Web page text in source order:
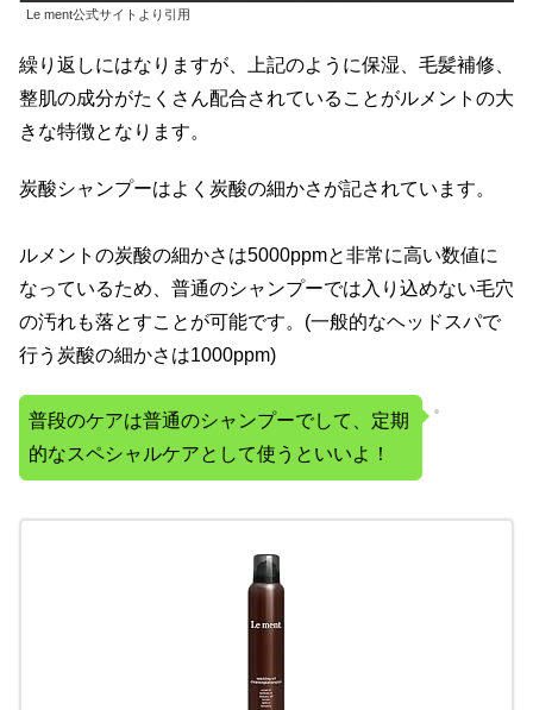
Le ment公式サイトより引用
繰り返しにはなりますが、上記のように保湿、毛髪補修、
整肌の成分がたくさん配合されていることがルメントの大
きな特徴となります。
炭酸シャンプーはよく炭酸の細かさが記されています。
ルメントの炭酸の細かさは5000ppmと非常に高い数値に
なっているため、普通のシャンプーでは入り込めない毛穴
の汚れも落とすことが可能です。(一般的なヘッドスパで
行う炭酸の細かさは1000ppm)
普段のケアは普通のシャンプーでして、定期
的なスペシャルケアとして使うといいよ！